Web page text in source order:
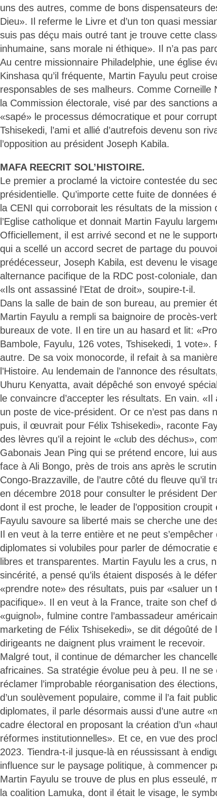
uns des autres, comme de bons dispensateurs
Dieu». Il referme le Livre et d’un ton quasi
suis pas déçu mais outré tant je trouve cette
inhumaine, sans morale ni éthique». Il n’a pas
Au centre missionnaire Philadelphie, une église
Kinshasa qu’il fréquente, Martin Fayulu peut
responsables de ses malheurs. Comme Corneille
la Commission électorale, visé par des sanctions
«sapé» le processus démocratique et pour
Tshisekedi, l’ami et allié d’autrefois devenu son
l’opposition au président Joseph Kabila.
MAFA REECRIT SOL’HISTOIRE.
Le premier a proclamé la victoire contestée du
présidentielle. Qu’importe cette fuite de données
la CENI qui corroborait les résultats de la mission
l’Eglise catholique et donnait Martin Fayulu
Officiellement, il est arrivé second et ne le
qui a scellé un accord secret de partage du
prédécesseur, Joseph Kabila, est devenu le
alternance pacifique de la RDC post-coloniale,
«Ils ont assassiné l’Etat de droit», soupire-t-il.
Dans la salle de bain de son bureau, au premier
Martin Fayulu a rempli sa baignoire de procès-
bureaux de vote. Il en tire un au hasard et lit:
Bambole, Fayulu, 126 votes, Tshisekedi, 1 vote».
autre. De sa voix monocorde, il refait à sa
l’Histoire. Au lendemain de l’annonce des
Uhuru Kenyatta, avait dépêché son envoyé
le convaincre d’accepter les résultats. En vain.
un poste de vice-président. Or ce n’est pas dans
puis, il œuvrait pour Félix Tshisekedi», raconte
des lèvres qu’il a rejoint le «club des déchus»,
Gabonais Jean Ping qui se prétend encore, lui
face à Ali Bongo, près de trois ans après le
Congo-Brazzaville, de l’autre côté du fleuve qu’il
en décembre 2018 pour consulter le président
dont il est proche, le leader de l’opposition
Fayulu savoure sa liberté mais se cherche une
Il en veut à la terre entière et ne peut
diplomates si volubiles pour parler de démocratie
libres et transparentes. Martin Fayulu les a crus,
sincérité, a pensé qu’ils étaient disposés à le
«prendre note» des résultats, puis par «saluer un
pacifique». Il en veut à la France, traite son chef
«guignol», fulmine contre l’ambassadeur
marketing de Félix Tshisekedi», se dit dégoûté de
dirigeants ne daignent plus vraiment le recevoir.
Malgré tout, il continue de démarcher les
africaines. Sa stratégie évolue peu à peu. Il ne se
réclamer l’improbable réorganisation des
d’un soulèvement populaire, comme il l’a fait
diplomates, il parle désormais aussi d’une autre
cadre électoral en proposant la création d’un
réformes institutionnelles». Et ce, en vue des
2023. Tiendra-t-il jusque-là en réussissant à
influence sur le paysage politique, à commencer
Martin Fayulu se trouve de plus en plus esseulé,
la coalition Lamuka, dont il était le visage, le